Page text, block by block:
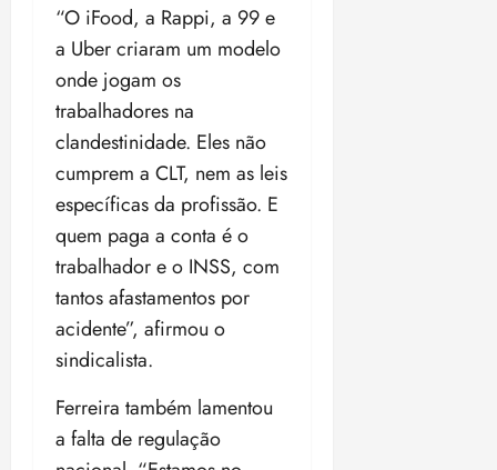
“O iFood, a Rappi, a 99 e
a Uber criaram um modelo
onde jogam os
trabalhadores na
clandestinidade. Eles não
cumprem a CLT, nem as leis
específicas da profissão. E
quem paga a conta é o
trabalhador e o INSS, com
tantos afastamentos por
acidente”, afirmou o
sindicalista.
Ferreira também lamentou
a falta de regulação